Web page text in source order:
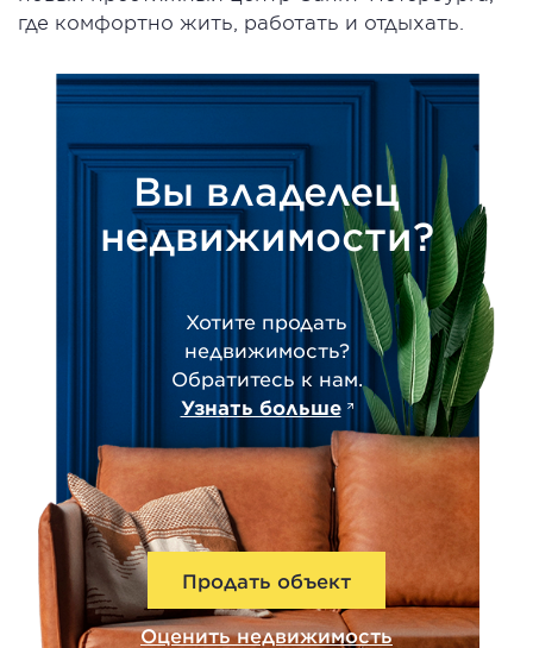
где комфортно жить, работать и отдыхать.
Вы владелец
недвижимости?
Хотите продать
недвижимость?
Обратитесь к нам.
Узнать больше
Продать объект
Оценить недвижимость